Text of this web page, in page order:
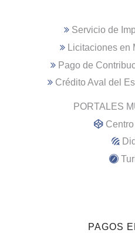
Servicio de
Licitaciones en
Pago de
Crédito Aval del
PORTALES
PAGOS